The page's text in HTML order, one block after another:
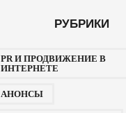
РУБРИКИ
PR И ПРОДВИЖЕНИЕ В
ИНТЕРНЕТЕ
АНОНСЫ